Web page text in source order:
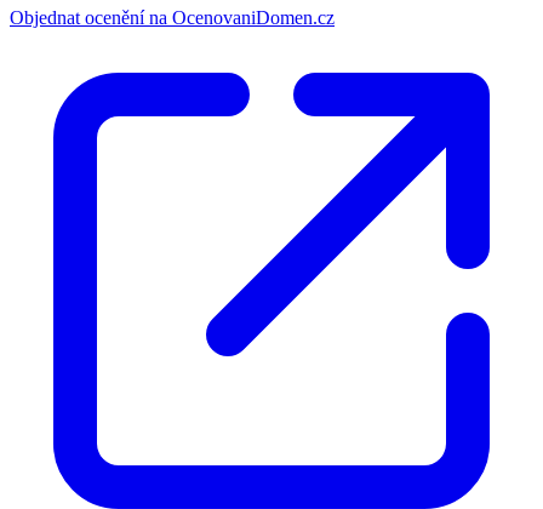
Objednat ocenění na OcenovaniDomen.cz